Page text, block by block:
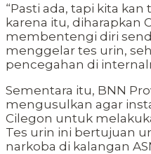
“Pasti ada, tapi kita
karena itu, diharapkan
membentengi diri
menggelar tes urin,
pencegahan di
Sementara itu, BNN
mengusulkan agar
Cilegon untuk
Tes urin ini bertujuan
narkoba di kalangan